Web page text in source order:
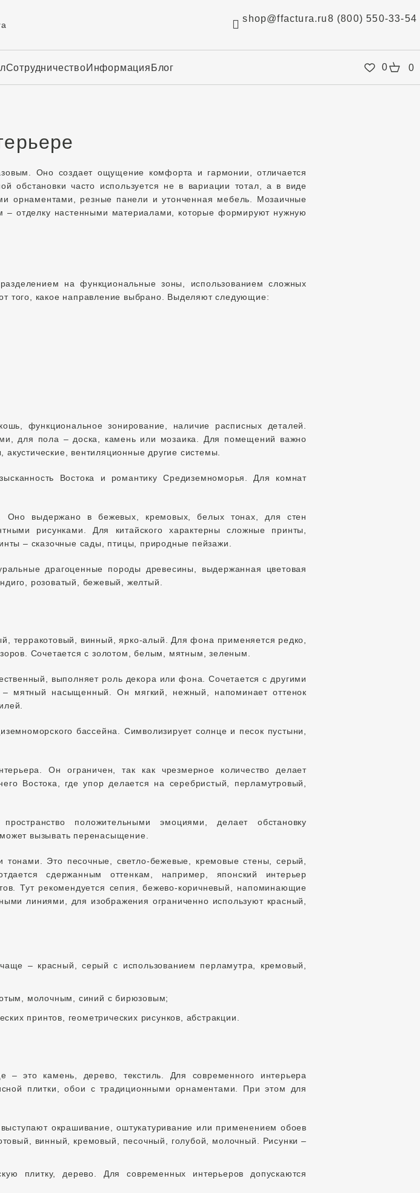
shop@ffactura.ru8 (800) 550-33-54
СотрудничествоИнформация Блог 0 0
Оно создает ощущение комфорта и гармонии, отличается
часто используется не в вариации тотал, а в виде
орнаментами, резные панели и утонченная мебель. Мозаичные
– отделку настенными материалами, которые формируют нужную
на функциональные зоны, использованием сложных
того, какое направление выбрано. Выделяют следующие:
функциональное зонирование, наличие расписных деталей.
для пола – доска, камень или мозаика. Для помещений важно
вентиляционные другие системы.
Востока и романтику Средиземноморья. Для комнат
Оно выдержано в бежевых, кремовых, белых тонах, для стен
рисунками. Для китайского характерны сложные принты,
– сказочные сады, птицы, природные пейзажи.
драгоценные породы древесины, выдержанная цветовая
розоватый, бежевый, желтый.
терракотовый, винный, ярко-алый. Для фона применяется редко,
Сочетается с золотом, белым, мятным, зеленым.
выполняет роль декора или фона. Сочетается с другими
– мятный насыщенный. Он мягкий, нежный, напоминает оттенок
бассейна. Символизирует солнце и песок пустыни,
Он ограничен, так как чрезмерное количество делает
Востока, где упор делается на серебристый, перламутровый,
положительными эмоциями, делает обстановку
вызывать перенасыщение.
тонами. Это песочные, светло-бежевые, кремовые стены, серый,
сдержанным оттенкам, например, японский интерьер
Тут рекомендуется сепия, бежево-коричневый, напоминающие
линиями, для изображения ограниченно используют красный,
– красный, серый с использованием перламутра, кремовый,
молочным, синий с бирюзовым;
принтов, геометрических рисунков, абстракции.
это камень, дерево, текстиль. Для современного интерьера
плитки, обои с традиционными орнаментами. При этом для
окрашивание, оштукатуривание или применением обоев
винный, кремовый, песочный, голубой, молочный. Рисунки –
плитку, дерево. Для современных интерьеров допускаются